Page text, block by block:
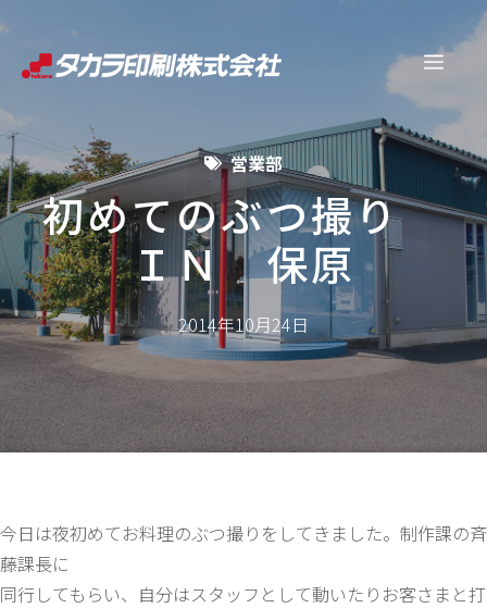
ン
ツ
へ
ス
キ
ッ
プ
メ
ニ
ュ
営業部
初めてのぶつ撮り
ＩＮ 保原
2014年10月24日
今日は夜初めてお料理のぶつ撮りをしてきました。制作課の斉
藤課長に
同行してもらい、自分はスタッフとして動いたりお客さまと打